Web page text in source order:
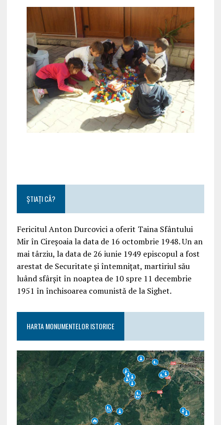
ȘTIAȚI CĂ?
Fericitul Anton Durcovici a oferit Taina Sfântului
Mir în Cireșoaia la data de 16 octombrie 1948. Un an
mai târziu, la data de 26 iunie 1949 episcopul a fost
arestat de Securitate și întemnițat, martiriul său
luând sfârșit în noaptea de 10 spre 11 decembrie
1951 în închisoarea comunistă de la Sighet.
HARTA MONUMENTELOR ISTORICE